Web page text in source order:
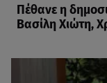
Πέθανε η
Βασίλη Χιώτη,